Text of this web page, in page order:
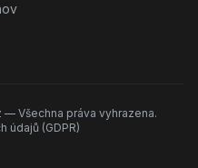
Všechna práva vyhrazena.
údajů (GDPR)